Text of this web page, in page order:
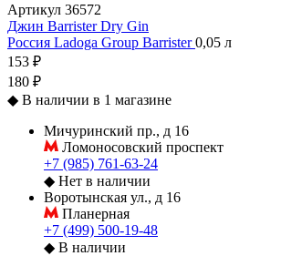
Артикул 36572
Джин Barrister Dry Gin
Россия Ladoga Group Barrister0,05 л
153 ₽
180 ₽
◆ В наличии в 1 магазине
Мичуринский пр., д 16
Ломоносовский проспект
+7 (985) 761-63-24
◆ Нет в наличии
Воротынская ул., д 16
Планерная
+7 (499) 500-19-48
◆ В наличии